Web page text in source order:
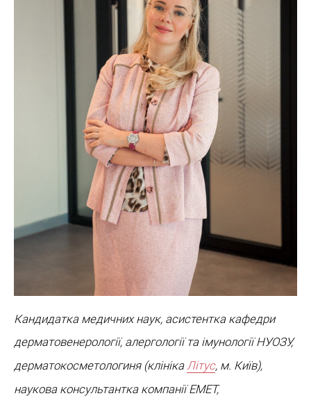
Кандидатка медичних наук, асистентка кафедри
дерматовенерології, алергології та імунології НУОЗУ,
дерматокосметологиня (клінікаЛітус, м. Київ),
наукова консультантка компанії EMET,